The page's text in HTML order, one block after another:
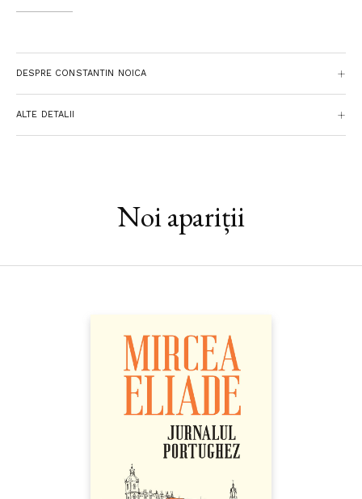
cazul intelectualilor romani, lipsa unei pregatiri umaniste
DESPRE CONSTANTIN NOICA
ALTE DETALII
Noi apariții